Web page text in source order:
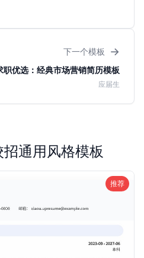
下一个模板 →
职优选：经典市场营销简历模板
应届生
通用风格模板
推荐